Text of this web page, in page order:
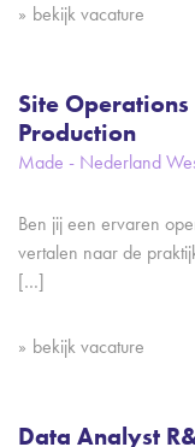
bekijk vacature
Site
Production
Made - Nederland
Ben jij een ervaren
vertalen naar de
[…]
bekijk vacature
Data Analyst